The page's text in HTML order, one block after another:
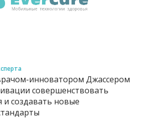
инноватором Джассером
совершенствовать
и создавать новые